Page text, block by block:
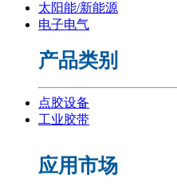
太阳能/新能源
电子电气
产品类别
点胶设备
工业胶带
应用市场